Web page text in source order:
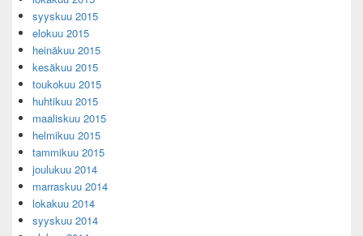
syyskuu 2015
elokuu 2015
heinäkuu 2015
kesäkuu 2015
toukokuu 2015
huhtikuu 2015
maaliskuu 2015
helmikuu 2015
tammikuu 2015
joulukuu 2014
marraskuu 2014
lokakuu 2014
syyskuu 2014